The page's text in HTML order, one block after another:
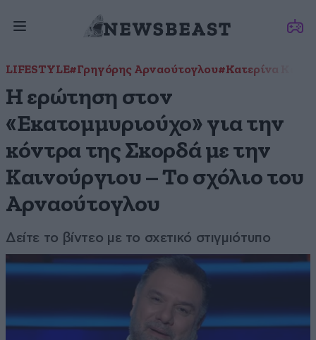
LIFESTYLE#Γρηγόρης Αρναούτογλου#Κατερίνα
Η ερώτηση στον
«Εκατομμυριούχο» για την
κόντρα της Σκορδά με την
Καινούργιου – Το σχόλιο του
Αρναούτογλου
Δείτε το βίντεο με το σχετικό στιγμιότυπο